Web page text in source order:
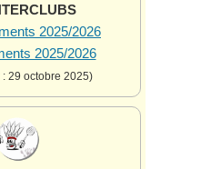
2025/2026
2025/2026
29 octobre 2025)